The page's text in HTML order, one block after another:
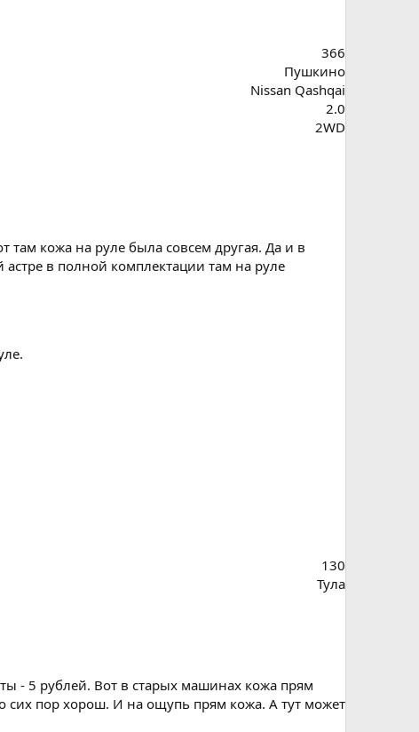
366
Пушкино
Nissan Qashqai
2.0
2WD
там кожа на руле была совсем другая. Да и в
в полной комплектации там на руле
130
Тула
- 5 рублей. Вот в старых машинах кожа прям
сих пор хорош. И на ощупь прям кожа. А тут может